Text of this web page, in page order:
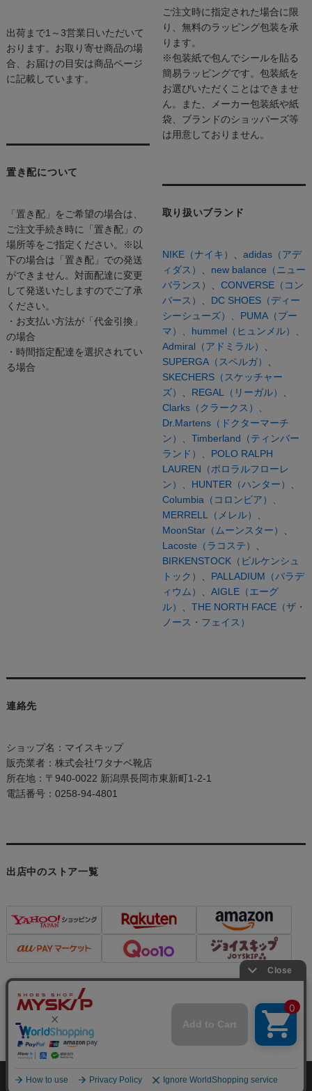
出荷まで1～3営業日いただいて
おります。お取り寄せ商品の場
合、お届けの目安は商品ページ
に記載しています。
置き配について
「置き配」をご希望の場合は、
ご注文手続き時に「置き配」の
場所等をご指定ください。※以
下の場合は「置き配」での発送
ができません。対面配達に変更
して発送いたしますのでご了承
ください。
・お支払い方法が「代金引換」
の場合
・時間指定配達を選択されてい
る場合
ご注文時に指定された場合に限
り、無料のラッピング包装を承
ります。
※包装紙で包んでシールを貼る
簡易ラッピングです。包装紙を
お選びいただくことはできませ
ん。また、メーカー包装紙や紙
袋、ブランドのショッパーズ等
は用意しておりません。
取り扱いブランド
NIKE（ナイキ）
adidas（アデ
ィダス）
new balance（ニュー
バランス）
CONVERSE（コン
バース）、 DC SHOES（ディー
シーシューズ）、 PUMA（プー
マ）、 hummel（ヒュンメル）、
Admiral（アドミラル）
SUPERGA（スペルガ）
SKECHERS（スケッチャー
ズ）
REGAL（リーガル）
Clarks（クラークス）、
Dr.Martens（ドクターマーチ
ン）、 Timberland（ティンバー
ランド）、 POLO RALPH
LAUREN（ポロラルフローレ
ン）、 HUNTER（ハンター）、
Columbia（コロンビア）、
MERRELL（メレル）、
MoonStar（ムーンスター）
Lacoste（ラコステ）
BIRKENSTOCK（ビルケンシュ
トック）
PALLADIUM（パラデ
ィウム）
AIGLE（エーグ
ル）
THE NORTH FACE（ザ・
ノース・フェイス）
連絡先
ショップ名：マイスキップ
販売業者：株式会社ワタナベ靴店
所在地：〒940-0022 新潟県長岡市東新町1-2-1
電話番号：0258-94-4801
出店中のストア一覧
個人情報の取り扱いについて
特定商取引法に関する表示